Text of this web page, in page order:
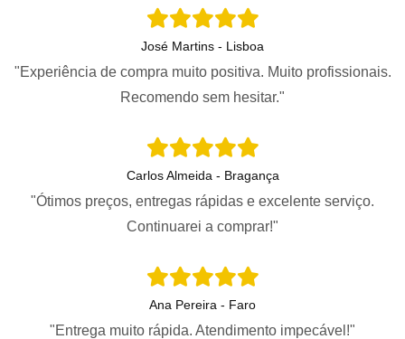
José Martins - Lisboa
"Experiência de compra muito positiva. Muito profissionais.
Recomendo sem hesitar."
Carlos Almeida - Bragança
"Ótimos preços, entregas rápidas e excelente serviço.
Continuarei a comprar!"
Ana Pereira - Faro
"Entrega muito rápida. Atendimento impecável!"